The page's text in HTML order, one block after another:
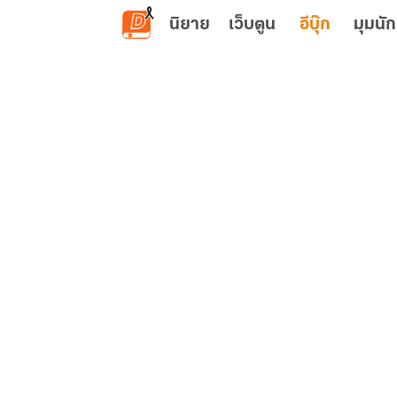
ข้ามไปยังเนื้อหาหลัก
นิยาย เว็บตูน อีบุ๊ก มุมนั